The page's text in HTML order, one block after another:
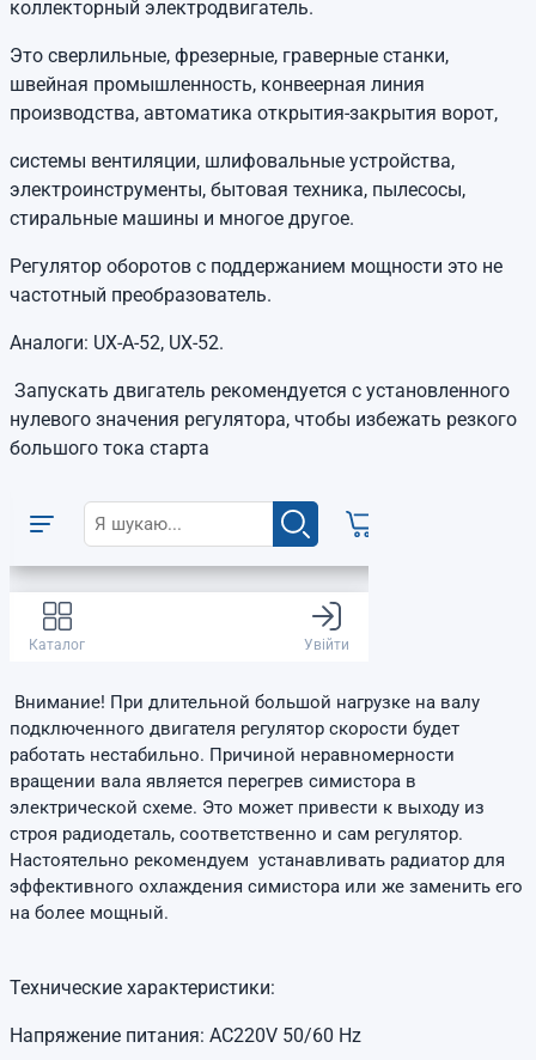
коллекторный электродвигатель.
Это сверлильные, фрезерные, граверные станки,
швейная промышленность, конвеерная линия
производства, автоматика открытия-закрытия ворот,
системы вентиляции, шлифовальные устройства,
электроинструменты, бытовая техника, пылесосы,
стиральные машины и многое другое.
Регулятор оборотов с поддержанием мощности это не
частотный преобразователь.
Аналоги: UX-A-52, UX-52.
Запускать двигатель рекомендуется с установленного
нулевого значения регулятора, чтобы избежать резкого
большого тока старта
Внимание! При длительной большой нагрузке на валу
подключенного двигателя регулятор скорости будет
работать нестабильно. Причиной неравномерности
вращении вала является перегрев симистора в
электрической схеме. Это может привести к выходу из
строя радиодеталь, соответственно и сам регулятор.
Настоятельно рекомендуем устанавливать радиатор для
эффективного охлаждения симистора или же заменить его
на более мощный.
Технические характеристики:
Напряжение питания: AC220V 50/60 Hz